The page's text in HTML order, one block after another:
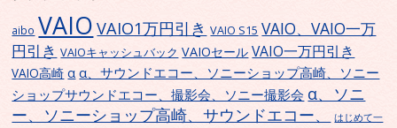
aibo VAIO VAIO1万円引き VAIO S15 VAIO、VAIO一万
円引き VAIOキャッシュバック VAIOセール VAIO一万円引き
VAIO高崎 α α、サウンドエコー、ソニーショップ高崎、ソニー
ショップサウンドエコー、撮影会、ソニー撮影会 α、ソニ
ー、ソニーショップ高崎、サウンドエコー、
はじめて一